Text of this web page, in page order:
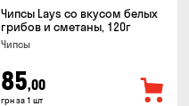
Чипсы Lays со вкусом белых
грибов и сметаны, 120г
Чипсы
85,00
грн за 1 шт